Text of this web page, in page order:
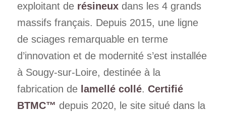
exploitant de résineuxdans les 4 grands
massifs français. Depuis 2015, une ligne
de sciages remarquable en terme
d’innovation et de modernité s’est installée
à Sougy-sur-Loire, destinée à la
fabrication de lamellé collé. Certifié
BTMC™ depuis 2020, le site situé dans la